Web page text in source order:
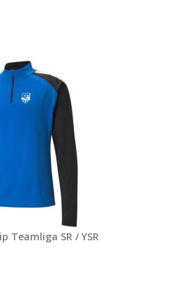
Teamliga SR / YSR